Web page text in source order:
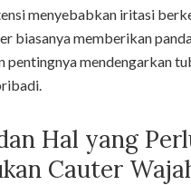
menyebabkan iritasi
biasanya memberikan
pentingnya mendengarkan
Hal yang
Cauter